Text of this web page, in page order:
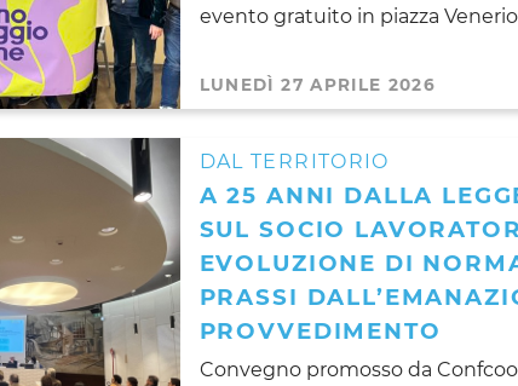
evento gratuito in piazza Venerio
LUNEDÌ 27 APRILE 2026
DAL TERRITORIO
A 25 ANNI DALLA
SUL SOCIO
EVOLUZIONE DI
PRASSI
PROVVEDIMENTO
Convegno promosso da